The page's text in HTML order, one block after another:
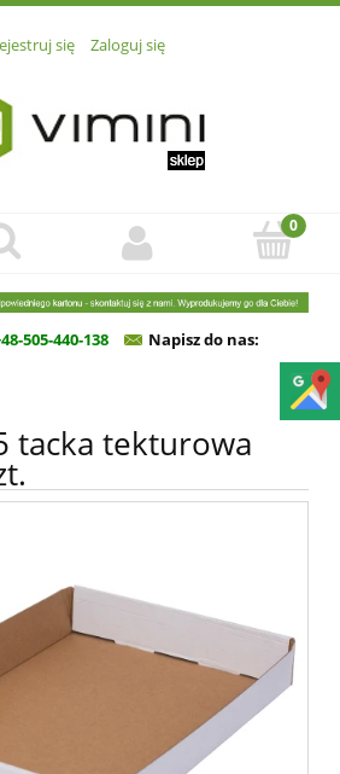
się Zaloguj się
505-440-138 Napisz do nas:
tacka tekturowa